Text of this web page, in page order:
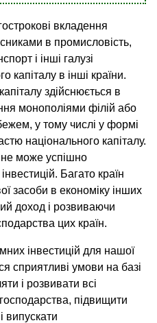
вкладення
в промисловість,
і інші галузі
капіталу в інші країни.
здійснюється в
монополіями філій або
у тому числі у формі
національного капіталу.
не може успішно
Багато країн
засоби в економіку інших
доход і розвиваючи
цих країн.
інвестицій для нашої
сприятливі умови на базі
і розвивати всі
підвищити
випускати